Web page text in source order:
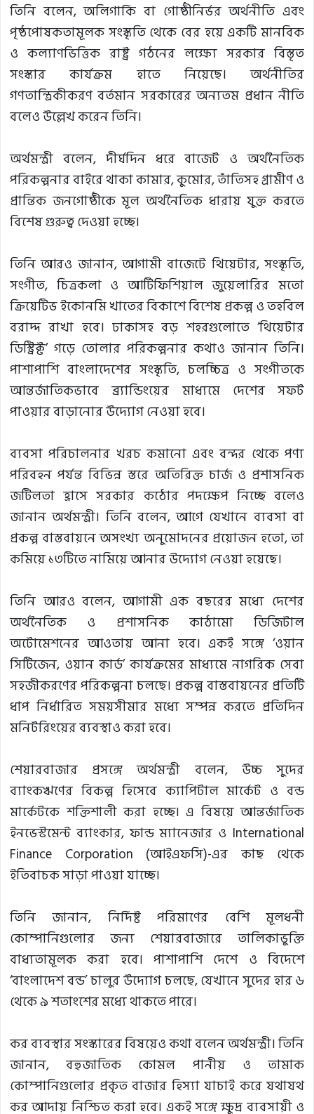
তিনি বলেন, অলিগার্কি বা গোষ্ঠীনির্ভর অর্থনীতি এবং
পৃষ্ঠপোষকতামূলক সংস্কৃতি থেকে বের হয়ে একটি মানবিক
ও কল্যাণভিত্তিক রাষ্ট্র গঠনের লক্ষ্যে সরকার বিস্তৃত
সংস্কার কার্যক্রম হাতে নিয়েছে। অর্থনীতির
গণতান্ত্রিকীকরণ বর্তমান সরকারের অন্যতম প্রধান নীতি
বলেও উল্লেখ করেন তিনি।
অর্থমন্ত্রী বলেন, দীর্ঘদিন ধরে বাজেট ও অর্থনৈতিক
পরিকল্পনার বাইরে থাকা কামার, কুমোর, তাঁতিসহ গ্রামীণ ও
প্রান্তিক জনগোষ্ঠীকে মূল অর্থনৈতিক ধারায় যুক্ত করতে
বিশেষ গুরুত্ব দেওয়া হচ্ছে।
তিনি আরও জানান, আগামী বাজেটে থিয়েটার, সংস্কৃতি,
সংগীত, চিত্রকলা ও আর্টিফিশিয়াল জুয়েলারির মতো
ক্রিয়েটিভ ইকোনমি খাতের বিকাশে বিশেষ প্রকল্প ও তহবিল
বরাদ্দ রাখা হবে। ঢাকাসহ বড় শহরগুলোতে ‘থিয়েটার
ডিস্ট্রিক্ট’ গড়ে তোলার পরিকল্পনার কথাও জানান তিনি।
পাশাপাশি বাংলাদেশের সংস্কৃতি, চলচ্চিত্র ও সংগীতকে
আন্তর্জাতিকভাবে ব্র্যান্ডিংয়ের মাধ্যমে দেশের সফট
পাওয়ার বাড়ানোর উদ্যোগ নেওয়া হবে।
ব্যবসা পরিচালনার খরচ কমানো এবং বন্দর থেকে পণ্য
পরিবহন পর্যন্ত বিভিন্ন স্তরে অতিরিক্ত চার্জ ও প্রশাসনিক
জটিলতা হ্রাসে সরকার কঠোর পদক্ষেপ নিচ্ছে বলেও
জানান অর্থমন্ত্রী। তিনি বলেন, আগে যেখানে ব্যবসা বা
প্রকল্প বাস্তবায়নে অসংখ্য অনুমোদনের প্রয়োজন হতো, তা
কমিয়ে ১৩টিতে নামিয়ে আনার উদ্যোগ নেওয়া হয়েছে।
তিনি আরও বলেন, আগামী এক বছরের মধ্যে দেশের
অর্থনৈতিক ও প্রশাসনিক কাঠামো ডিজিটাল
অটোমেশনের আওতায় আনা হবে। একই সঙ্গে ‘ওয়ান
সিটিজেন, ওয়ান কার্ড’ কার্যক্রমের মাধ্যমে নাগরিক সেবা
সহজীকরণের পরিকল্পনা চলছে। প্রকল্প বাস্তবায়নের প্রতিটি
ধাপ নির্ধারিত সময়সীমার মধ্যে সম্পন্ন করতে প্রতিদিন
মনিটরিংয়ের ব্যবস্থাও করা হবে।
শেয়ারবাজার প্রসঙ্গে অর্থমন্ত্রী বলেন, উচ্চ সুদের
ব্যাংকঋণের বিকল্প হিসেবে ক্যাপিটাল মার্কেট ও বন্ড
মার্কেটকে শক্তিশালী করা হচ্ছে। এ বিষয়ে আন্তর্জাতিক
ইনভেস্টমেন্ট ব্যাংকার, ফান্ড ম্যানেজার ও International
Finance Corporation (আইএফসি)-এর কাছ থেকে
ইতিবাচক সাড়া পাওয়া যাচ্ছে।
তিনি জানান, নির্দিষ্ট পরিমাণের বেশি মূলধনী
কোম্পানিগুলোর জন্য শেয়ারবাজারে তালিকাভুক্তি
বাধ্যতামূলক করা হবে। পাশাপাশি দেশে ও বিদেশে
‘বাংলাদেশ বন্ড’ চালুর উদ্যোগ চলছে, যেখানে সুদের হার ৬
থেকে ৯ শতাংশের মধ্যে থাকতে পারে।
কর ব্যবস্থার সংস্কারের বিষয়েও কথা বলেন অর্থমন্ত্রী। তিনি
জানান, বহুজাতিক কোমল পানীয় ও তামাক
কোম্পানিগুলোর প্রকৃত বাজার হিস্যা যাচাই করে যথাযথ
কর আদায় নিশ্চিত করা হবে। একই সঙ্গে ক্ষুদ্র ব্যবসায়ী ও